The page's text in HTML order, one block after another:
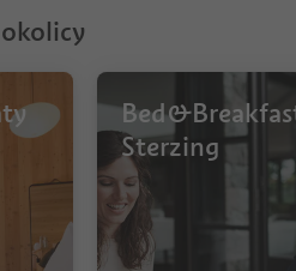
Sterzing